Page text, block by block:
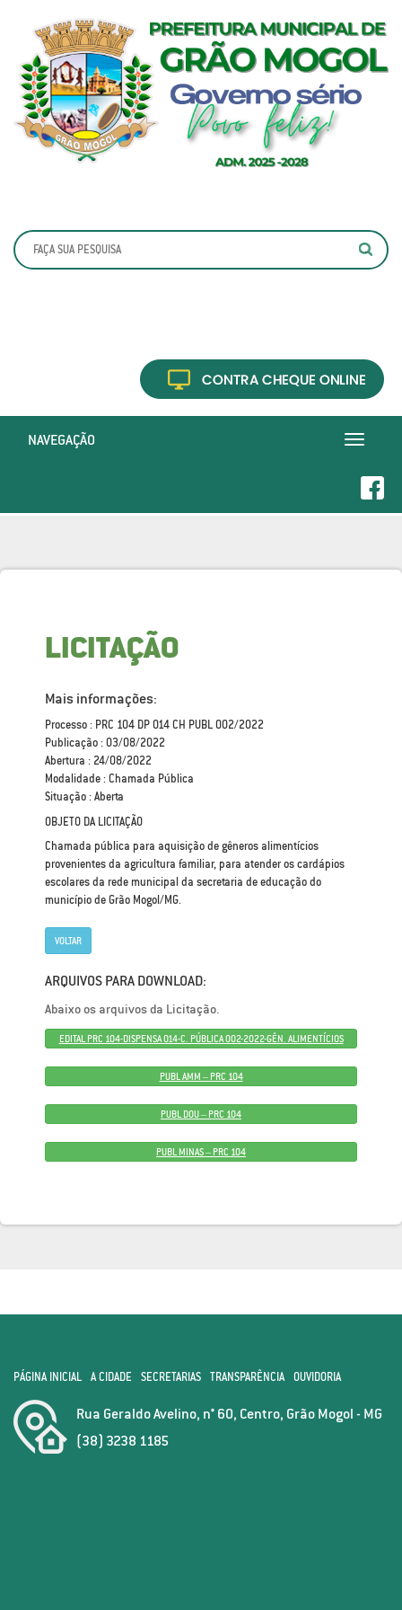
Toggle
NAVEGAÇÃO
LICITAÇÃO
Mais informações:
Processo : PRC 104 DP 014 CH PUBL 002/2022
Publicação : 03/08/2022
Abertura : 24/08/2022
Modalidade : Chamada Pública
Situação : Aberta
OBJETO DA LICITAÇÃO
Chamada pública para aquisição de gêneros alimentícios
provenientes da agricultura familiar, para atender os cardápios
escolares da rede municipal da secretaria de educação do
município de Grão Mogol/MG.
VOLTAR
ARQUIVOS PARA DOWNLOAD:
Abaixo os arquivos da Licitação.
EDITAL PRC 104-DISPENSA 014-C. PÚBLICA 002-2022-GÊN. ALIMENTÍCIOS
PUBL AMM – PRC 104
PUBL DOU – PRC 104
PUBL MINAS – PRC 104
PÁGINA INICIAL A CIDADE SECRETARIAS TRANSPARÊNCIA OUVIDORIA
Rua Geraldo Avelino, n° 60, Centro, Grão Mogol - MG
(38) 3238 1185